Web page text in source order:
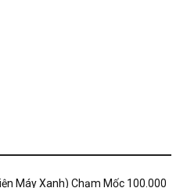
Máy Xanh) Chạm Mốc 100.000